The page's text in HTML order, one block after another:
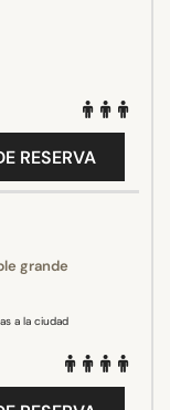
RESERVA
grande
a la ciudad